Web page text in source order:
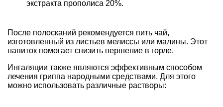
экстракта прополиса 20%.
После полосканий рекомендуется пить чай,
изготовленный из листьев мелиссы или малины. Этот
напиток помогает снизить першение в горле.
Ингаляции также являются эффективным способом
лечения гриппа народными средствами. Для этого
можно использовать различные растворы: